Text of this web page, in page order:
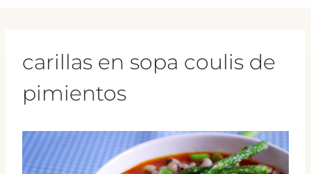
carillas en sopa coulis de
pimientos